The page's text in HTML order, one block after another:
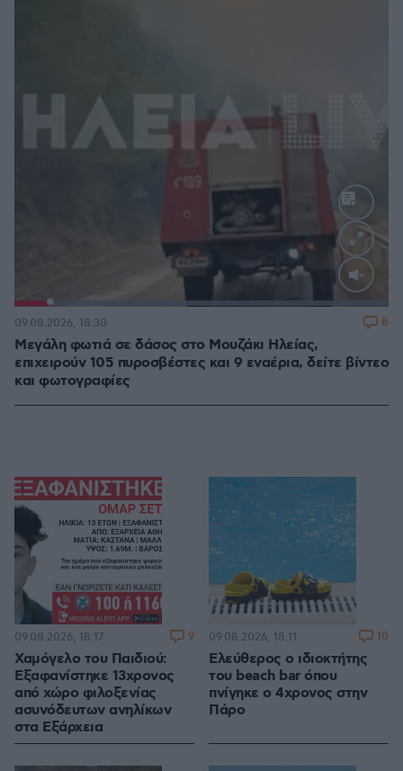
Loaded:
Μεγάλη φωτιά σε δάσος στο Μουζάκι Ηλείας,
επιχειρούν 105 πυροσβέστες και 9 εναέρια, δείτε βίντεο
και φωτογραφίες
09.08.2026, 18:30 8
Χαμόγελο του Παιδιού:
Εξαφανίστηκε 13χρονος
από χώρο φιλοξενίας
ασυνόδευτων ανηλίκων
στα Εξάρχεια
09.08.2026, 18:17 9
Ελεύθερος ο ιδιοκτήτης
του beach bar όπου
πνίγηκε ο 4χρονος στην
Πάρο
09.08.2026, 18:11 10